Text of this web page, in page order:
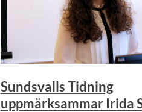
Sundsvalls Tidning
uppmärksammar Irida